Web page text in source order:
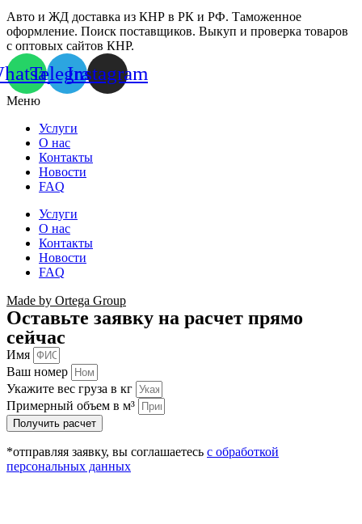
Авто и ЖД доставка из КНР в РК и РФ. Таможенное
оформление. Поиск поставщиков. Выкуп и проверка товаров
с оптовых сайтов КНР.
TelegramInstagram
Меню
Услуги
О нас
Контакты
Новости
FAQ
Услуги
О нас
Контакты
Новости
FAQ
Made by Ortega Group
Оставьте заявку на расчет прямо
сейчас
Имя
Ваш номер
Укажите вес груза в кг
Примерный объем в м³
Получить расчет
*отправляя заявку, вы соглашаетесь с обработкой
персональных данных